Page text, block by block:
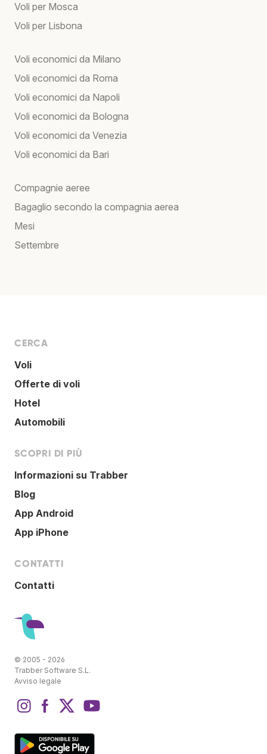
Voli per Mosca
Voli per Lisbona
Voli economici da Milano
Voli economici da Roma
Voli economici da Napoli
Voli economici da Bologna
Voli economici da Venezia
Voli economici da Bari
Compagnie aeree
Bagaglio secondo la compagnia aerea
Mesi
Settembre
CERCA
Voli
Offerte di voli
Hotel
Automobili
SCOPRI DI PIÙ
Informazioni su Trabber
Blog
App Android
App iPhone
CONTATTI
Contatti
© 2005 - 2026
Trabber Software S.L.
Avviso legale